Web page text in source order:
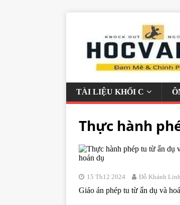
TÀI LIỆU KHỐI C
Thực hành
15 Th12 2024 Đỗ Khánh Linh
Giáo án phép tu từ ẩn dụ và